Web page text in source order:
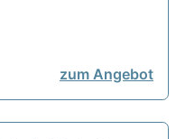
zum Angebot